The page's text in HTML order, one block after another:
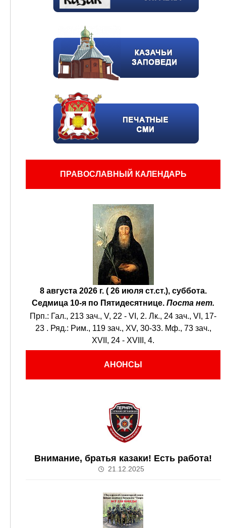
ПРАВОСЛАВНЫЙ КАЛЕНДАРЬ
8 августа 2026 г. ( 26 июля ст.ст.), суббота.
Седмица 10-я по Пятидесятнице. Поста нет.
Прп.: Гал., 213 зач., V, 22 - VI, 2. Лк., 24 зач., VI, 17-
23 . Ряд.: Рим., 119 зач., XV, 30-33. Мф., 73 зач.,
XVII, 24 - XVIII, 4.
АНОНСЫ
Внимание, братья казаки! Есть работа!
21.12.2025